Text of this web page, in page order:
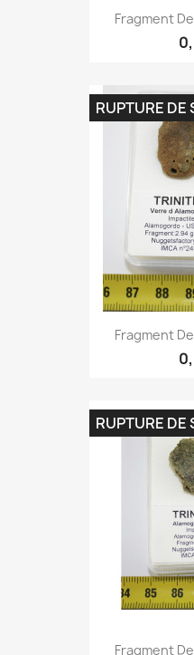
Fragment
Fragment
RUPTURE DE
Fragment
RUPTURE DE